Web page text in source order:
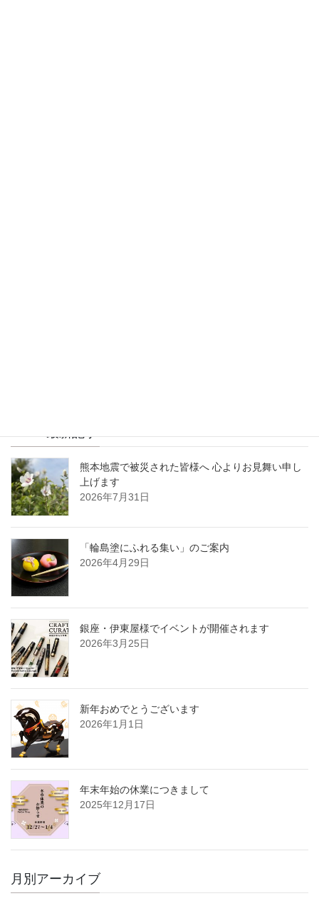
熊本地震で被災された皆様へ 心よりお見舞い申し
上げます
2026年7月31日
「輪島塗にふれる集い」のご案内
2026年4月29日
銀座・伊東屋様でイベントが開催されます
2026年3月25日
新年おめでとうございます
2026年1月1日
年末年始の休業につきまして
2025年12月17日
月別アーカイブ